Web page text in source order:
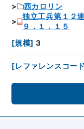
西カロリン
独立工兵第１２
９．１．１５
[規模] 3
[レファレンスコー